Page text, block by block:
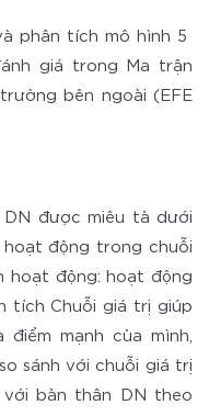
phân tích mô hình 5
giá trong Ma trận
bên ngoài (EFE
được miêu tả dưới
hoạt động trong chuỗi
hoạt động: hoạt động
tích Chuỗi giá trị giúp
mạnh của mình,
sánh với chuỗi giá trị
bản thân DN theo